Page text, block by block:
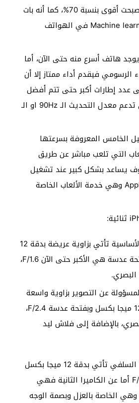
وحدة المعالجة أصبحت أقوى بنسبة 70%، كما أنه بات
يقدم أفضل Machine learning في الهواتف
يوجد هاتف أسرع منه حتى الآن، أما
الرسومي فيقدم أداء ممتاز إلا أن
عدد إطارات أكبر حتى تتم أفضل
تجربة ألعاب التي تدعم معدل التحديث الـ 90Hz او الـ
الخامس المعروفة بسرعتها
التي تلعب مباشر عن طريق
يساعد بشكل كبير عند تشغيل
خدمة Apple Arcade وهي خدمة الألعاب الخاصة
الكاميرا الأولى الأساسية تأتي بزاوية عريضة بدقة 12
ميجا بكسل، وبفتحة عدسة هي الأكبر حتى الآن F/1.6،
المسؤولة عن التصوير بزاوية واسعة
120 درجة بدقة 12 ميجا بكسل وبفتحة عدسة F/2.4،
بالإضافة إلى فلاش ليد
الكاميرا الأمامية السلفي تأتي بدقة 12 ميجا بكسل
بفتحة عدسة F/2.2 أما عن الكاميرا الثانية فهي
مستشعر SL 3D وهي الخاصة بالعزل وبصمة الوجه